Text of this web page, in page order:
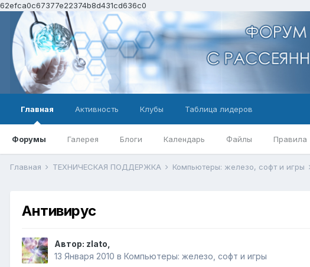
62efca0c67377e22374b8d431cd636c0
Главная
Форумы Галерея Блоги Календарь Файлы Правила
Активность Клубы Таблица лидеров
Главная ТЕХНИЧЕСКАЯ ПОДДЕРЖКА Компьютеры: железо, софт и игры
Антивирус
Автор: zlato
13 Января 2010 в Компьютеры: железо, софт и игры